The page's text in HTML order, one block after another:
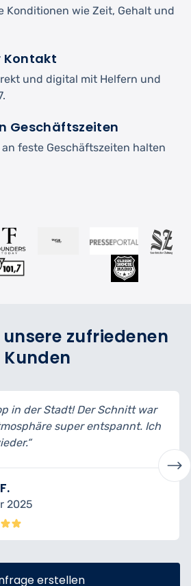
Konditionen wie Zeit, Gehalt und
Kontakt
und digital mit Helfern und
Geschäftszeiten
feste Geschäftszeiten halten
zufriedenen
Kunden
stilvoll und sehr
und Haare sehen top aus – und
Service war das Highlight!“
erstellen